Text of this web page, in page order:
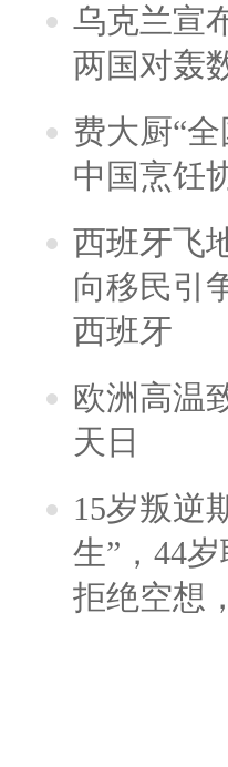
乌克兰宣
两国对轰
费大厨“
中国烹饪
西班牙飞
向移民引
西班牙
欧洲高温
天日
15岁叛逆
生”，44
拒绝空想